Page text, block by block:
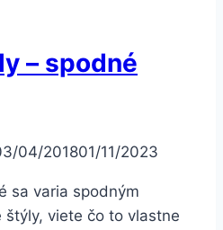
– spodné
04/201801/11/2023
sa varia spodným
štýly, viete čo to vlastne